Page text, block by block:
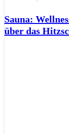
Sauna:
über das